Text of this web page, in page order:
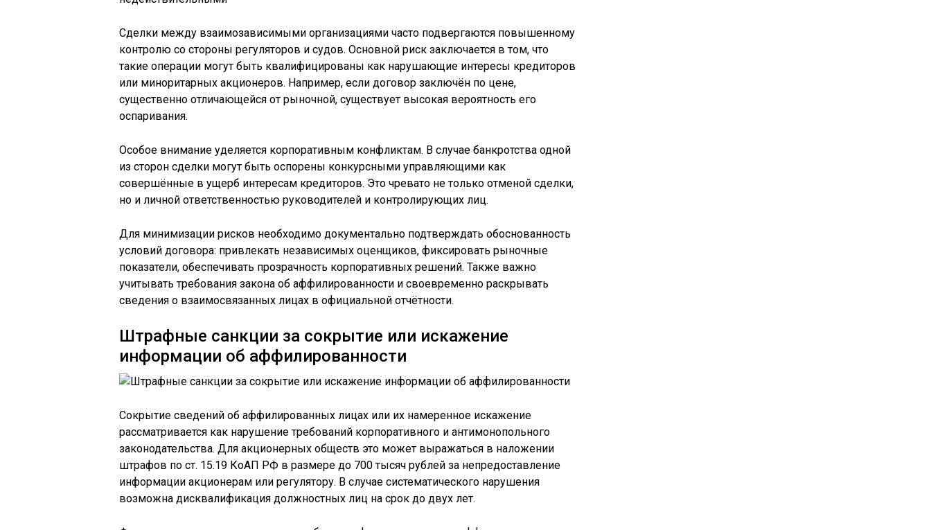
Сделки между взаимозависимыми организациями часто подвергаются повышенному
контролю со стороны регуляторов и судов. Основной риск заключается в том, что
такие операции могут быть квалифицированы как нарушающие интересы кредиторов
или миноритарных акционеров. Например, если договор заключён по цене,
существенно отличающейся от рыночной, существует высокая вероятность его
оспаривания.
Особое внимание уделяется корпоративным конфликтам. В случае банкротства одной
из сторон сделки могут быть оспорены конкурсными управляющими как
совершённые в ущерб интересам кредиторов. Это чревато не только отменой сделки,
но и личной ответственностью руководителей и контролирующих лиц.
Для минимизации рисков необходимо документально подтверждать обоснованность
условий договора: привлекать независимых оценщиков, фиксировать рыночные
показатели, обеспечивать прозрачность корпоративных решений. Также важно
учитывать требования закона об аффилированности и своевременно раскрывать
сведения о взаимосвязанных лицах в официальной отчётности.
Штрафные санкции за сокрытие или искажение
информации об аффилированности
Сокрытие сведений об аффилированных лицах или их намеренное искажение
рассматривается как нарушение требований корпоративного и антимонопольного
законодательства. Для акционерных обществ это может выражаться в наложении
штрафов по ст. 15.19 КоАП РФ в размере до 700 тысяч рублей за непредоставление
информации акционерам или регулятору. В случае систематического нарушения
возможна дисквалификация должностных лиц на срок до двух лет.